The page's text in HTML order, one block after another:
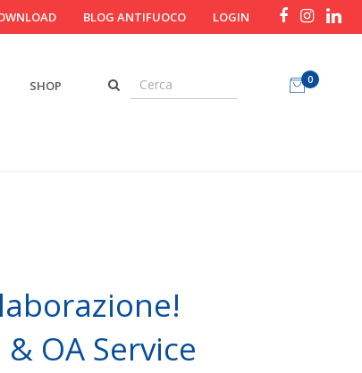
BLOG ANTIFUOCO LOGIN
SHOP 0
OA Service